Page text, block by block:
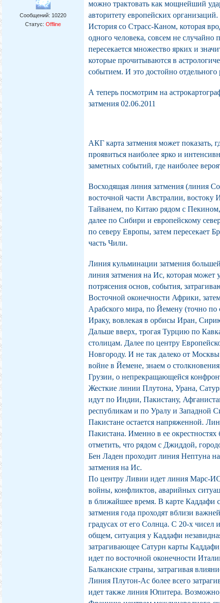
Сообщений: 10220
Статус:Offline
можно трактовать как мощнейший
авторитету европейских организаций.
История со Страсс-Каном, которая
одного человека, совсем не
пересекается множество ярких и
которые прочитываются в
событием. И это достойно отдельного
А теперь посмотрим на
затмения 02.06.2011
АКГ карта затмения может показать,
проявиться наиболее ярко и
заметных событий, где наиболее
Восходящая линия затмения (линия
восточной части Австралии,
Тайванем, по Китаю рядом с
далее по Сибири и европейскому
по северу Европы, затем пересекает
часть Чили.
Линия кульминации затмения
линия затмения на Ис, которая
потрясения основ, события,
Восточной оконечности Африки,
Арабского мира, по Йемену (точно
Ираку, вовлекая в орбисы Иран,
Дальше вверх, трогая Турцию по
столицам. Далее по центру
Новгороду. И не так далеко от
войне в Йемене, знаем о
Грузии, о непрекращающейся
Жесткие линии Плутона, Урана,
идут по Индии, Пакистану,
республикам и по Уралу и Западной
Пакистане остается напряженной.
Пакистана. Именно в ее
отметить, что рядом с Джиддой,
Бен Ладен проходит линия Нептуна
затмения на Ис.
По центру Ливии идет линия Марс-
войны, конфликтов, аварийных
в ближайшее время. В карте Каддафи
затмения года проходят вблизи
градусах от его Солнца. С 20-х
общем, ситуация у Каддафи
затрагивающее Сатурн карты
идет по восточной оконечности
Балканские страны, затрагивая
Линия Плутон-Ас более всего
идет также линия Юпитера.